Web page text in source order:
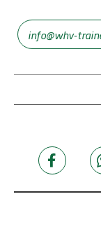
info@whv-